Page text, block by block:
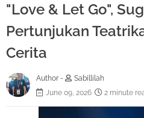
"Love & Let Go",
Pertunjukan
Cerita
Author -
Sabillilah
June 09, 2026
2 minute